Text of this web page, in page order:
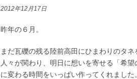
2012年12月17日
昨年の６月。
まだ瓦礫の残る陸前高田にひまわりのタ
人々が関わり、明日に想いを寄せる「希
に変わる時間をいっぱい作ってくれました。